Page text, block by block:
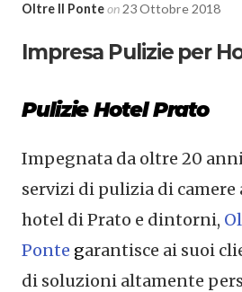
Oltre Il Ponteon23 Ottobre 2018
Impresa Pulizie per
Pulizie Hotel Prato
Impegnata da oltre 20
servizi di pulizia di
hotel di Prato e dintorni,
Ponte garantisce ai suoi
di soluzioni altamente